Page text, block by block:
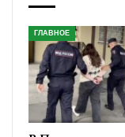
ГЛАВНОЕ